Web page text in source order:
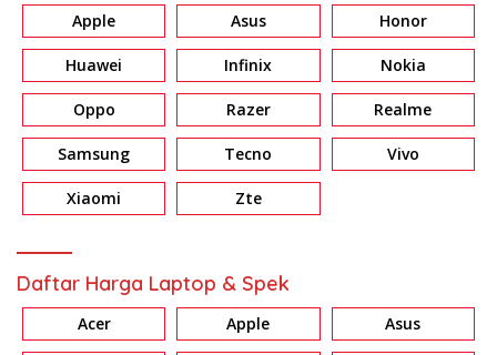
Apple Asus Honor
Huawei Infinix Nokia
Oppo Razer Realme
Samsung Tecno Vivo
Xiaomi Zte
Daftar Harga Laptop & Spek
Acer Apple Asus